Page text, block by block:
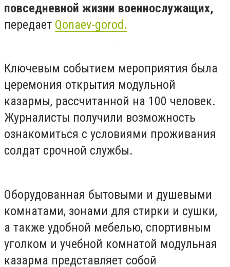
повседневной жизни военнослужащих,
передает Qonaev-gorod.
Ключевым событием мероприятия была
церемония открытия модульной
казармы, рассчитанной на 100 человек.
Журналисты получили возможность
ознакомиться с условиями проживания
солдат срочной службы.
Оборудованная бытовыми и душевыми
комнатами, зонами для стирки и сушки,
а также удобной мебелью, спортивным
уголком и учебной комнатой модульная
казарма представляет собой